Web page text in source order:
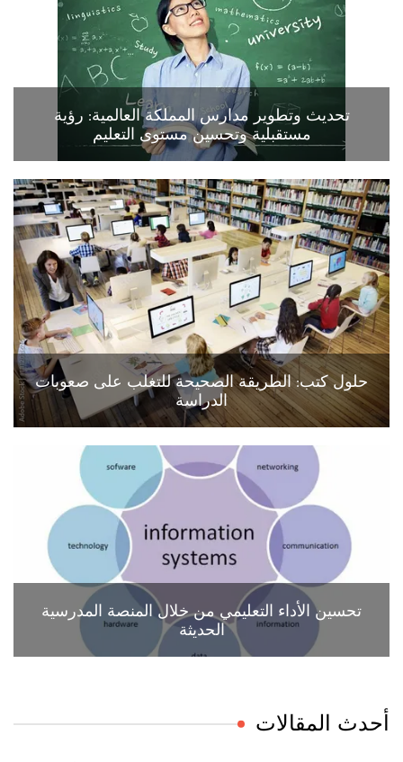
تحديث وتطوير مدارس المملكة العالمية: رؤية
مستقبلية وتحسين مستوى التعليم
حلول كتب: الطريقة الصحيحة للتغلب على صعوبات
الدراسة
تحسين الأداء التعليمي من خلال المنصة المدرسية
الحديثة
أحدث المقالات